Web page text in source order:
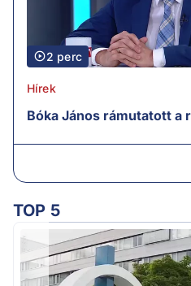
2 perc
Hírek
Bóka János rámutatott a
TOP 5